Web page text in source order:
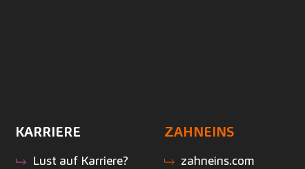
KARRIERE
Lust auf Karriere?
ZAHNEINS
zahneins.com